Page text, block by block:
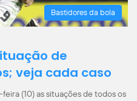
Bastidores da bola
de
veja cada caso
(10) as situações de todos os